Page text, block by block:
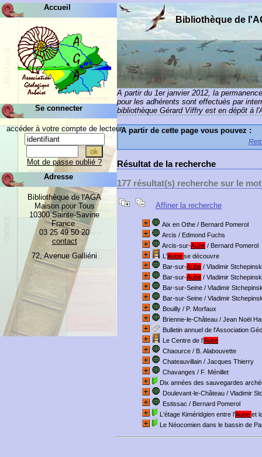
A partir du 1er janvier 2012, la
pour les adhérents sont effectués par
bibliothèque Gérard Viffry est en dépôt à
A partir de cette page vous pouvez :
Résultat de la recherche
177 résultat(s) recherche sur le
Affiner la recherche
Aix en Othe / Bernard Pomerol
Arcis / Edmond Fuchs
Arcis-sur-Aube / Bernard Pomerol
L'Aube se découvre
Bar-sur-Aube / Vladimir
Bar-sur-Aube / Vladimir
Bar-sur-Seine / Vladimir
Bar-sur-Seine / Vladimir
Bouilly / P. Morfaux
Brienne-le-Château / Jean Noël
Bulletin annuel de l'Association
Le Centre de l'Aube
Chaource / B. Alabouvette
Chateauvillain / Jacques Thierry
Chavanges / F. Ménillet
Dix années des sauvegardes
Doulevant-le-Château / Vladimir
Estissac / Bernard Pomerol
L'étage Kiméridgien entre l'Aube et
Le Néocomien dans le bassin de
Bibliothèque de
Accueil
Se connecter
accéder à votre compte de lecteur
Mot de passe oublié ?
Adresse
Bibliothèque de l'AGA
Maison pour Tous
10300 Sainte-Savine
France
03 25 49 50 20
contact
72, Avenue Galliéni